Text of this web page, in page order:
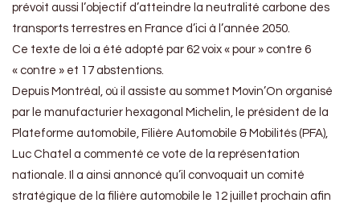
prévoit aussi l’objectif d’atteindre la neutralité carbone des
transports terrestres en France d’ici à l’année 2050.
Ce texte de loi a été adopté par 62 voix « pour » contre 6
« contre » et 17 abstentions.
Depuis Montréal, où il assiste au sommet Movin’On organisé
par le manufacturier hexagonal Michelin, le président de la
Plateforme automobile, Filière Automobile & Mobilités (PFA),
Luc Chatel a commenté ce vote de la représentation
nationale. Il a ainsi annoncé qu’il convoquait un comité
stratégique de la filière automobile le 12 juillet prochain afin